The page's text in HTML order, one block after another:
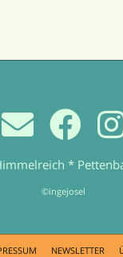
*
©ingejosel
NEWSLETTER